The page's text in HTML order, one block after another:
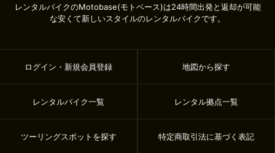
レンタルバイクのMotobase(モトベース)は24時間出発と返却が可能
な安くて新しいスタイルのレンタルバイクです。
ログイン・新規会員登録 地図から探す
レンタルバイク一覧 レンタル拠点一覧
ツーリングスポットを探す 特定商取引法に基づく表記